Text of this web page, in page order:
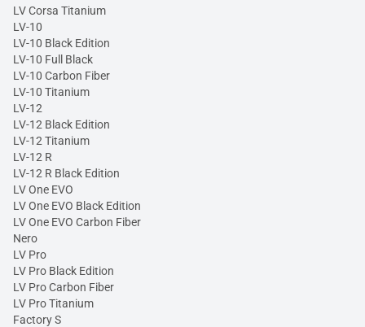
LV Corsa Titanium
LV-10
LV-10 Black Edition
LV-10 Full Black
LV-10 Carbon Fiber
LV-10 Titanium
LV-12
LV-12 Black Edition
LV-12 Titanium
LV-12 R
LV-12 R Black Edition
LV One EVO
LV One EVO Black Edition
LV One EVO Carbon Fiber
Nero
LV Pro
LV Pro Black Edition
LV Pro Carbon Fiber
LV Pro Titanium
Factory S